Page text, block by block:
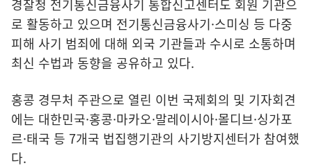
경찰청 전기통신금융사기 통합신고센터도 회원 기관으
로 활동하고 있으며 전기통신금융사기·스미싱 등 다중
피해 사기 범죄에 대해 외국 기관들과 수시로 소통하며
최신 수법과 동향을 공유하고 있다.
홍콩 경무처 주관으로 열린 이번 국제회의 및 기자회견
에는 대한민국·홍콩·마카오·말레이시아·몰디브·싱가포
르·태국 등 7개국 법집행기관의 사기방지센터가 참여했
다.